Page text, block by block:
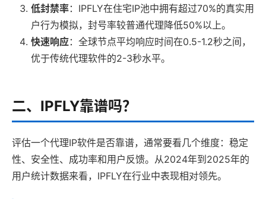
低封禁率：IPFLY在住宅IP池中拥有超过70%的真实用
户行为模拟，封号率较普通代理降低50%以上。
快速响应：全球节点平均响应时间在0.5-1.2秒之间，
优于传统代理软件的2-3秒水平。
二、IPFLY靠谱吗？
评估一个代理IP软件是否靠谱，通常要看几个维度：稳定
性、安全性、成功率和用户反馈。从2024年到2025年的
用户统计数据来看，IPFLY在行业中表现相对领先。